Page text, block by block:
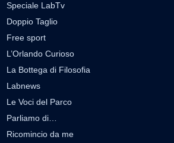
Speciale LabTv
Doppio Taglio
Free sport
L’Orlando Curioso
La Bottega di Filosofia
Labnews
Le Voci del Parco
Parliamo di…
Ricomincio da me